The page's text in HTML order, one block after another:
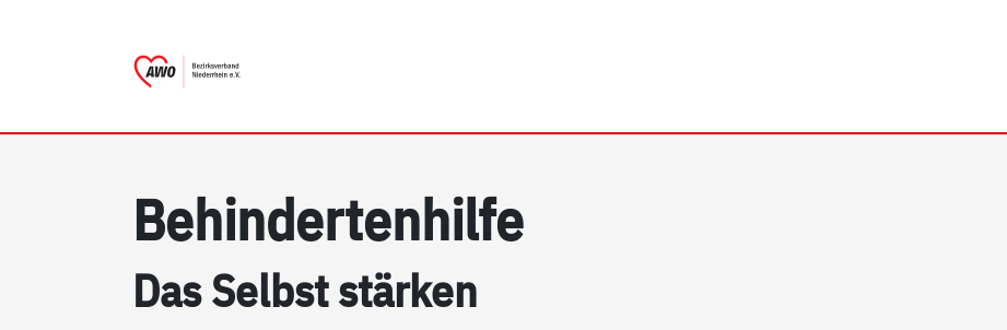
Be­hin­der­ten­hil­fe
Das Selbst stär­ken